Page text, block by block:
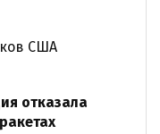
США
отказала